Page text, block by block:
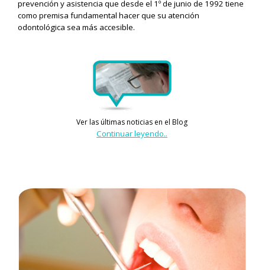
prevención y asistencia que desde el 1º de junio de 1992 tiene
como premisa fundamental hacer que su atención
odontológica sea más accesible.
Ver las últimas noticias en el Blog
Continuar leyendo..